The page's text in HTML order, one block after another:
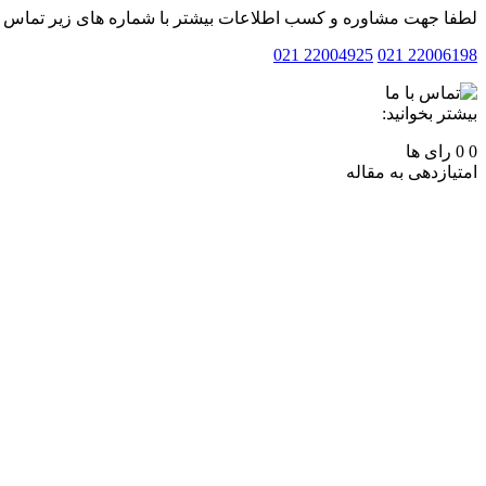
لطفا جهت مشاوره و کسب اطلاعات بیشتر با شماره های زیر تماس
22006198 021
22004925 021
بیشتر بخوانید:
0
0 رای ها
امتیازدهی به مقاله